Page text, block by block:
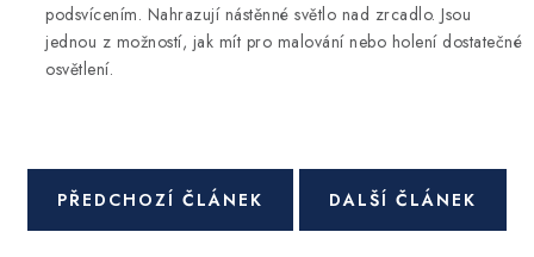
podsvícením. Nahrazují nástěnné světlo nad zrcadlo. Jsou
jednou z možností, jak mít pro malování nebo holení dostatečné
osvětlení.
PŘEDCHOZÍ ČLÁNEK DALŠÍ ČLÁNEK